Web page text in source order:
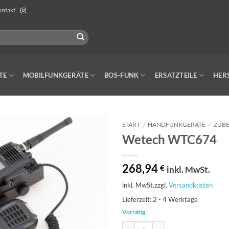
MOBILFUNKGERÄTE BOS-FUNK ERSATZTEILE
START / HANDFUNKGERÄTE /
Wetech WTC674
268,94 € inkl. MwSt.
inkl. MwSt.zzgl. Versandkosten
Lieferzeit: 2 - 4 Werktage
Vorrätig